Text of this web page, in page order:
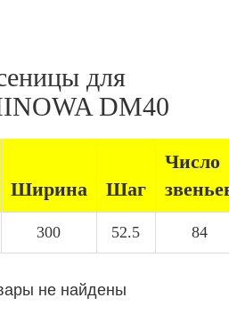
для
DM40
Ширина Шаг
Число
300 52.5 84
не найдены